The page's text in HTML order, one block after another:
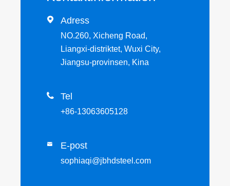
 Adress
NO.260, Xicheng Road,
Liangxi-distriktet, Wuxi City,
Jiangsu-provinsen, Kina
 Tel
+86-13063605128
 E-post
sophiaqi@jbhdsteel.com